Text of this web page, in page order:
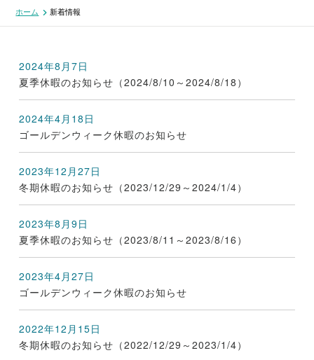
ホーム 新着情報
2024年8月7日
夏季休暇のお知らせ（2024/8/10～2024/8/18）
2024年4月18日
ゴールデンウィーク休暇のお知らせ
2023年12月27日
冬期休暇のお知らせ（2023/12/29～2024/1/4）
2023年8月9日
夏季休暇のお知らせ（2023/8/11～2023/8/16）
2023年4月27日
ゴールデンウィーク休暇のお知らせ
2022年12月15日
冬期休暇のお知らせ（2022/12/29～2023/1/4）